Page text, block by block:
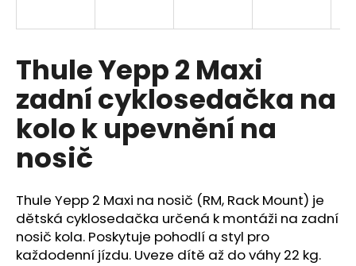
Thule Yepp 2 Maxi
zadní cyklosedačka na
kolo k upevnění na
nosič
Thule Yepp 2 Maxi na nosič (RM, Rack Mount) je
dětská cyklosedačka určená k montáži na zadní
nosič kola. Poskytuje pohodlí a styl pro
každodenní jízdu. Uveze dítě až do váhy 22 kg.
í
t
?
D